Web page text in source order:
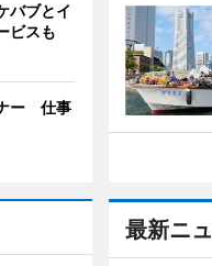
最新ニ
バブとイ
ビスも
ー 仕事